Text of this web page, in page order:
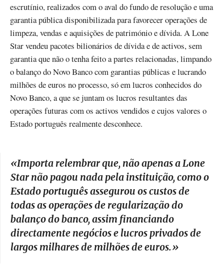
escrutínio, realizados com o aval do fundo de resolução e uma
garantia pública disponibilizada para favorecer operações de
limpeza, vendas e aquisições de património e dívida. A Lone
Star vendeu pacotes bilionários de dívida e de activos, sem
garantia que não o tenha feito a partes relacionadas, limpando
o balanço do Novo Banco com garantias públicas e lucrando
milhões de euros no processo, só em lucros conhecidos do
Novo Banco, a que se juntam os lucros resultantes das
operações futuras com os activos vendidos e cujos valores o
Estado português realmente desconhece.
«Importa relembrar que, não apenas a Lone
Star não pagou nada pela instituição, como o
Estado português assegurou os custos de
todas as operações de regularização do
balanço do banco, assim financiando
directamente negócios e lucros privados de
largos milhares de milhões de euros.»